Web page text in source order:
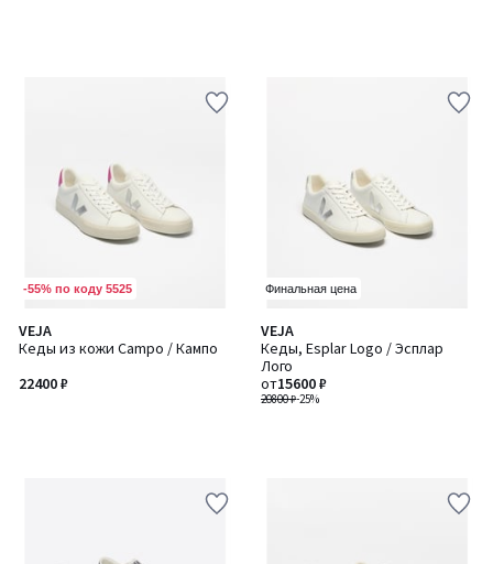
-55% по коду 5525
VEJA
Кеды из кожи Campo / Кампо
22400 ₽
Финальная цена
VEJA
Кеды, Esplar Logo / Эсплар
Лого
20800 ₽-25%
от15600 ₽